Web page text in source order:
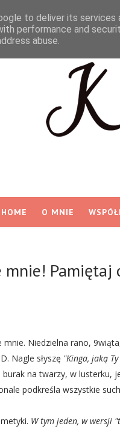
HOME O MNIE
mnie! Pamiętaj
mnie. Niedzielna rano,
Nagle słyszę "Kinga, jaką
na twarzy, w lusterku,
podkreśla wszystkie
W tym jeden, w wersji
to deliver its services
performance and
abuse.